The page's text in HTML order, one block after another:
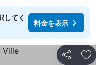
してく
料金を表示
シェア お